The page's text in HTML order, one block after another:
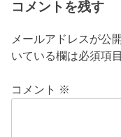
ナ
ビ
ゲ
ー
コメントを残す
メールアドレスが公
いている欄は必須項
コメント ※